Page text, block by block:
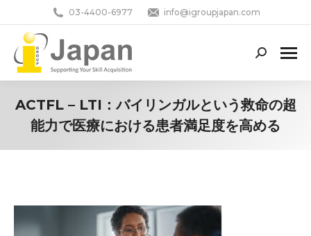
03-4400-6977 info@igroupjapan.com
Search:
ACTFL – LTI：バイリンガルという救命の超
能力で医療における患者満足度を高める